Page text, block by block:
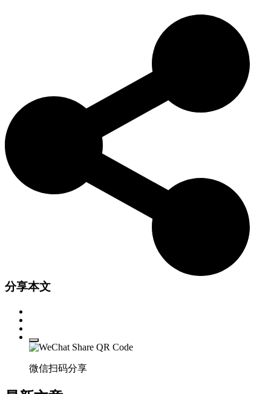
分享本文
微信扫码分享